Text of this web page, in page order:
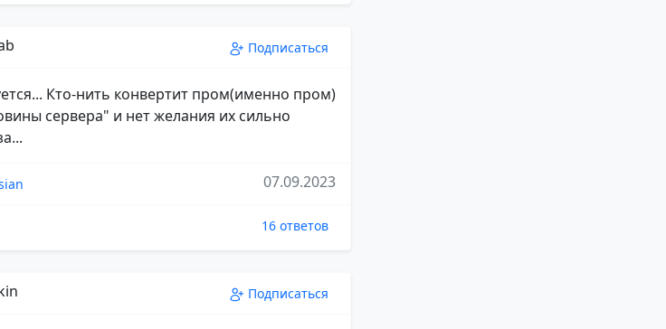
Подписаться
Кто-нить конвертит пром(именно пром)
сервера" и нет желания их сильно
07.09.2023
16 ответов
Подписаться